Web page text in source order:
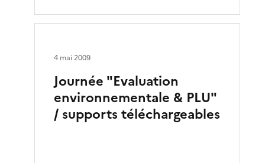
Journée "Evaluation
environnementale & PLU"
/ supports téléchargeables
4 mai 2009